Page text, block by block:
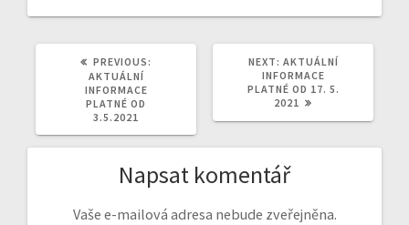
PREVIOUS:
AKTUÁLNÍ
INFORMACE
PLATNÉ OD
3.5.2021
NEXT: NEXT
POST:
AKTUÁLNÍ
INFORMACE
PLATNÉ OD 17. 5.
2021
Napsat komentář
Vaše e-mailová adresa nebude zveřejněna.